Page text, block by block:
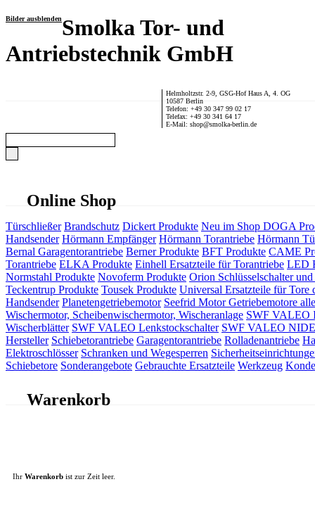
Bilder ausblendenSmolka Tor- und
Antriebstechnik GmbH
Helmholtzstr. 2-9, GSG-Hof Haus A, 4. OG
10587 Berlin
Telefon: +49 30 347 99 02 17
Telefax: +49 30 341 64 17
E-Mail: shop@smolka-berlin.de
Online Shop
Türschließer Brandschutz Dickert Produkte Neu im Shop DOGA
Handsender Hörmann Empfänger Hörmann Torantriebe Hörmann
Bernal Garagentorantriebe Berner Produkte BFT Produkte CAME
Torantriebe ELKA Produkte Einhell Ersatzteile für Torantriebe LED
Normstahl Produkte Novoferm Produkte Orion Schlüsselschalter und
Teckentrup Produkte Tousek Produkte Universal Ersatzteile für Tore
Handsender Planetengetriebemotor Seefrid Motor Getriebemotore
Wischermotor, Scheibenwischermotor, Wischeranlage SWF VALEO
Wischerblätter SWF VALEO Lenkstockschalter SWF VALEO
Hersteller Schiebetorantriebe Garagentorantriebe Rolladenantriebe
Elektroschlösser Schranken und Wegesperren
Schiebetore Sonderangebote Gebrauchte Ersatzteile Werkzeug
Warenkorb
Ihr Warenkorb ist zur Zeit leer.